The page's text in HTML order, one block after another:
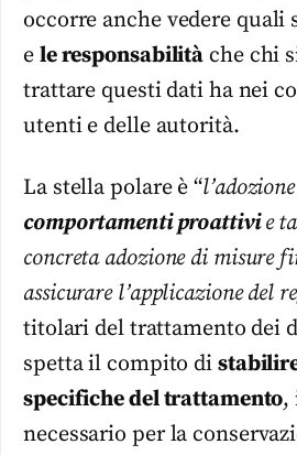
occorre anche vedere
e le responsabilità che chi
trattare questi dati ha nei
utenti e delle autorità.
La stella polare è “
comportamenti proattivie
concreta adozione di misure
assicurare l’applicazione del
titolari del trattamento dei
spetta il compito di
specifiche del trattamento,
necessario per la